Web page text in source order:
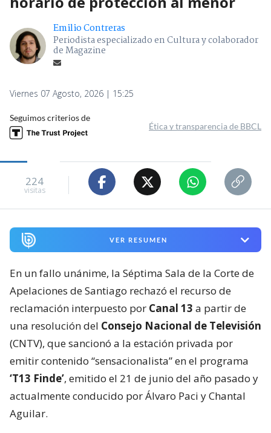
Emilio Contreras
Periodista especializado en Cultura y colaborador
de Magazine
Viernes 07 Agosto, 2026 | 15:25
Seguimos criterios de
Ética y transparencia de BBCL
224
visitas
VER RESUMEN
En un fallo unánime, la Séptima Sala de la Corte de
Apelaciones de Santiago rechazó el recurso de
reclamación interpuesto por Canal 13 a partir de
una resolución del Consejo Nacional de Televisión
(CNTV), que sancionó a la estación privada por
emitir contenido “sensacionalista” en el programa
‘T13 Finde’, emitido el 21 de junio del año pasado y
actualmente conducido por Álvaro Paci y Chantal
Aguilar.